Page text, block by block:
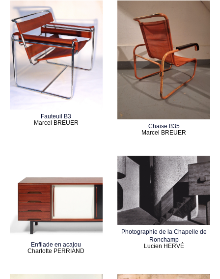
Fauteuil B3
Marcel BREUER
Chaise B35
Marcel BREUER
Enfilade en acajou
Charlotte PERRIAND
Photographie de la Chapelle de
Ronchamp
Lucien HERVÉ